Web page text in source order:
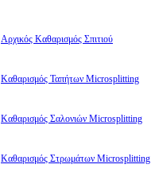
Αρχικός Καθαρισμός Σπιτιού
Καθαρισμός Ταπήτων Microsplitting
Καθαρισμός Σαλονιών Microsplitting
Καθαρισμός Στρωμάτων Microsplitting